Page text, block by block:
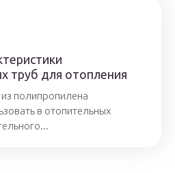
труб для отопления
полипропилена
в отопительных